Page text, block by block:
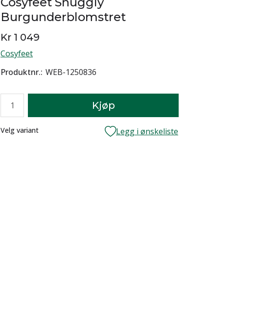
Burgunderblomstret
Kr 1 049
Cosyfeet
Produktnr. WEB-1250836
Kjøp
Lager
Velg variant Legg i ønskeliste